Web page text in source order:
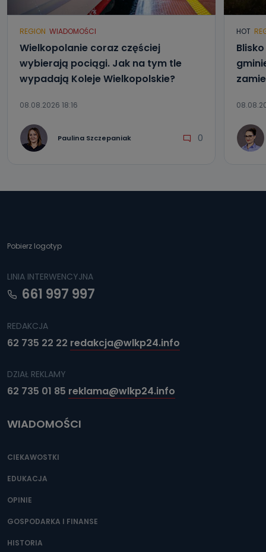
REGION WIADOMOŚCI
Wielkopolanie coraz częściej
wybierają pociągi. Jak na tym tle
wypadają Koleje Wielkopolskie?
08.08.2026 18:16
Paulina Szczepaniak 0
HOT
Pobierz logotyp
LINIA INTERWENCYJNA
661 997 997
REDAKCJA
62 735 22 22 redakcja@wlkp24.info
DZIAŁ REKLAMY
62 735 01 85 reklama@wlkp24.info
WIADOMOŚCI
CIEKAWOSTKI
EDUKACJA
OPINIE
GOSPODARKA I FINANSE
HISTORIA